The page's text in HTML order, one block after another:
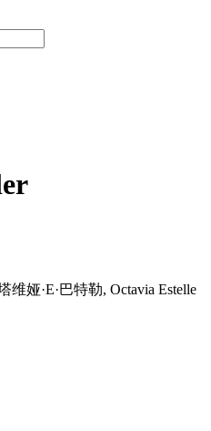
维娅·E·巴特勒, Octavia Estelle